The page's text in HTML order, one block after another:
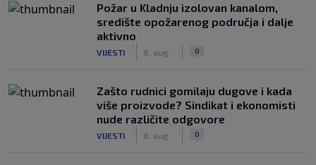
Požar u Kladnju izolovan kanalom,
središte opožarenog područja i dalje
aktivno
VIJESTI 6. aug. 0
Zašto rudnici gomilaju dugove i kada
više proizvode? Sindikat i ekonomisti
nude različite odgovore
VIJESTI 6. aug. 0